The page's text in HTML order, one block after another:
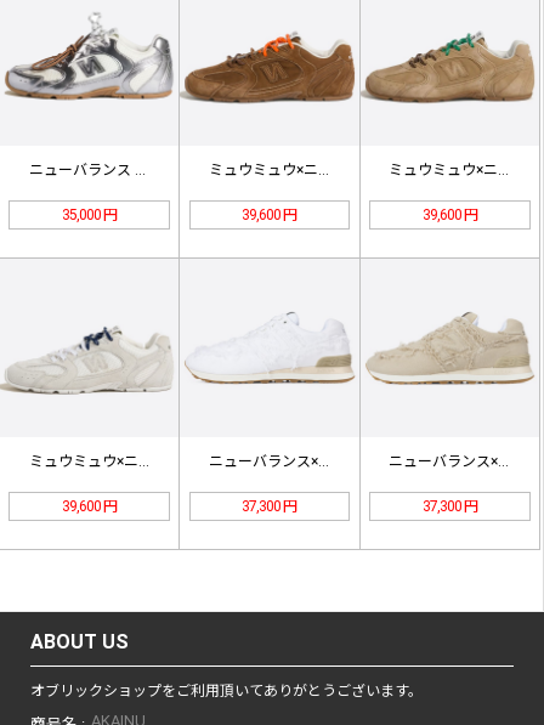
35,000 円 39,600 円 39,600 円
ミュウミュウ×ニューバランス 530…
39,600 円
ニューバランス×ミュウミュウ 574…
37,300 円
ニューバランス×ミュウミュウ 574…
37,300 円
ABOUT US
オブリックショップをご利用頂いてありがとうございます。
AKAINU